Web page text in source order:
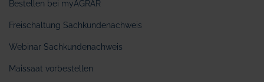
Bestellen bei myAGRAR
Freischaltung Sachkundenachweis
Webinar Sachkundenachweis
Maissaat vorbestellen